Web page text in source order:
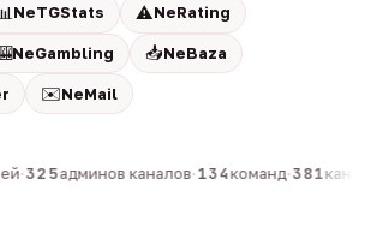
NeTGStats ⚠️NeRating
NeGambling 📥NeBaza
✉️NeMail
·325админов каналов·134команд·381